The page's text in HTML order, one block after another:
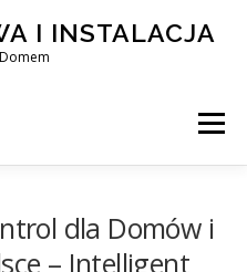
I INSTALACJA
Menu
dla Domów i
– Intelligent